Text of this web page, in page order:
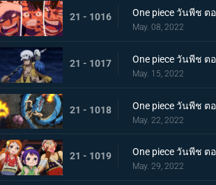
21 - 1016
May. 08, 2022
21 - 1017
May. 15, 2022
21 - 1018
May. 22, 2022
21 - 1019
May. 29, 2022